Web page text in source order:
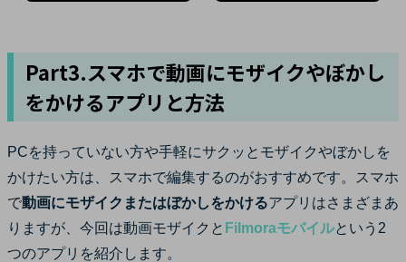
Part3.スマホで動画にモザイクやぼかし
をかけるアプリと方法
PCを持っていない方や手軽にサクッとモザイクやぼかしを
かけたい方は、スマホで編集するのがおすすめです。スマホ
で動画にモザイクまたはぼかしをかけるアプリはさまざまあ
りますが、今回は動画モザイクと Filmoraモバイルという2
つのアプリを紹介します。